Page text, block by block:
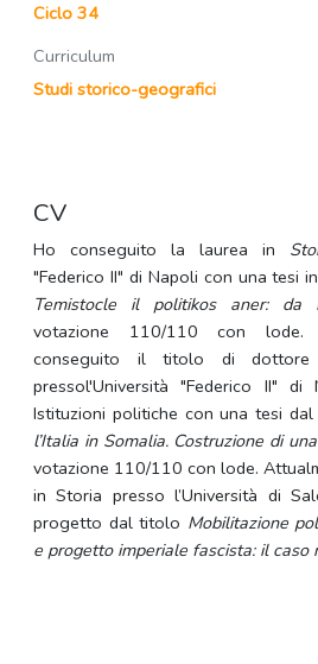
Ciclo 34
Curriculum
Studi storico-geografici
CV
Ho conseguito la laurea in
"Federico II" di Napoli con una tesi
Temistocle il politikos aner: da
votazione 110/110 con lode.
conseguito il titolo di dottore
pressol'Università "Federico II"
Istituzioni politiche con una tesi
l’Italia in Somalia. Costruzione di
votazione 110/110 con lode.
in Storia presso l’Università di
progetto dal titolo Mobilitazione
e progetto imperiale fascista: il caso